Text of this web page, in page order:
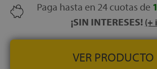
Paga hasta en 24 cuotas de
¡SIN INTERESES! (+
VER PRODUCTO